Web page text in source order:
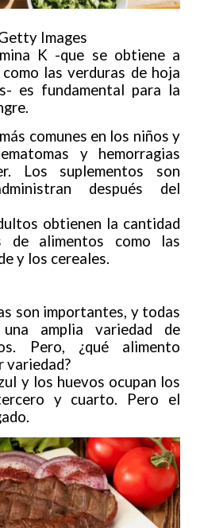
Images
K -que se obtiene a
las verduras de hoja
es fundamental para la
comunes en los niños y
y hemorragias
Los suplementos son
después del
obtienen la cantidad
de alimentos como las
y los cereales.
son importantes, y todas
amplia variedad de
Pero, ¿qué alimento
variedad?
y los huevos ocupan los
y cuarto. Pero el